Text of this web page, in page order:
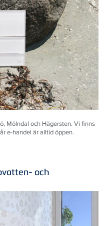
Mölndal och Hägersten. Vi finns
e-handel är alltid öppen.
och